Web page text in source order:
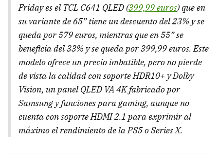
Friday es el TCL C641 QLED (399,99 euros) que en
su variante de 65” tiene un descuento del 23% y se
queda por 579 euros, mientras que en 55” se
beneficia del 33% y se queda por 399,99 euros. Este
modelo ofrece un precio imbatible, pero no pierde
de vista la calidad con soporte HDR10+ y Dolby
Vision, un panel QLED VA 4K fabricado por
Samsung y funciones para gaming, aunque no
cuenta con soporte HDMI 2.1 para exprimir al
máximo el rendimiento de la PS5 o Series X.